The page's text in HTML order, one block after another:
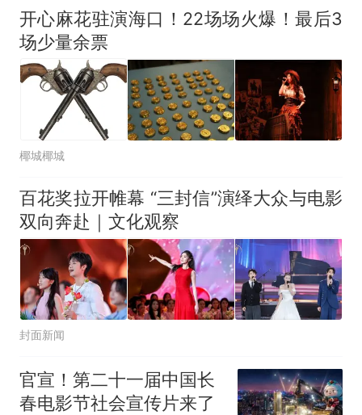
5060元才肯搬上楼！女子傻眼
了……
台风"白海豚"中心附近最大风
佛山一中学招聘物理教师，笔
试前13名均遭淘汰？教育局：
已叫停招聘，成立调查组全面
核查
笔试第一被第二名传话劝弃考
官方通报
因老师一句“跟我回家”改写了
人生
开心麻花驻演海口！22场场火爆！最后3
场少量余票
椰城椰城
百花奖拉开帷幕 “三封信”演绎大众与电影
双向奔赴｜文化观察
封面新闻
官宣！第二十一届中国长
春电影节社会宣传片来了